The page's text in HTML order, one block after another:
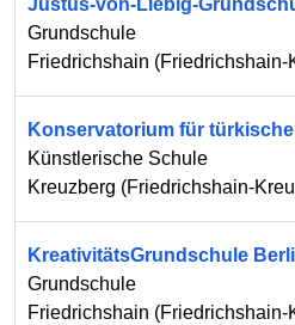
Justus-von-Liebig-
Grundschule
Friedrichshain (Friedrichshain-
Konservatorium für
Künstlerische Schule
Kreuzberg (Friedrichshain-
KreativitätsGrundschule
Grundschule
Friedrichshain (Friedrichshain-